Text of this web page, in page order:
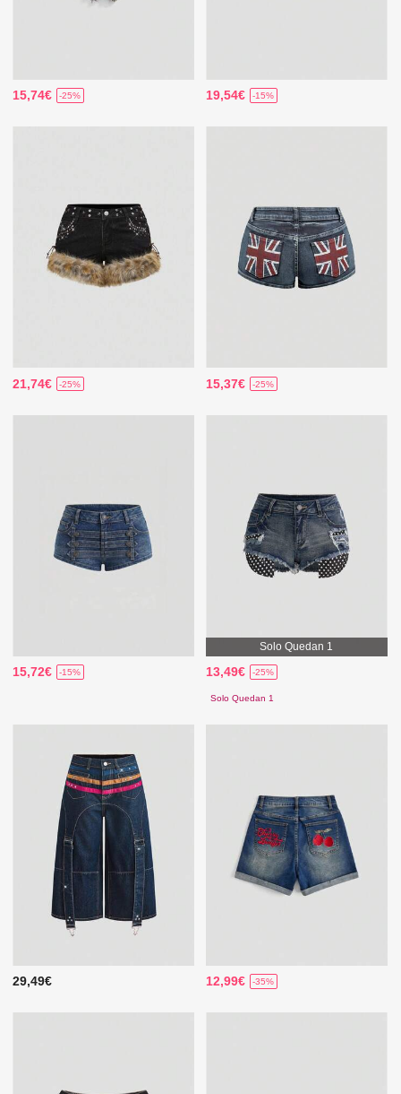
15,74€ -25% 19,54€ -15%
21,74€ -25% 15,37€ -25%
15,72€ -15%
Solo Quedan 1
13,49€ -25%
Solo Quedan 1
29,49€ 12,99€ -35%